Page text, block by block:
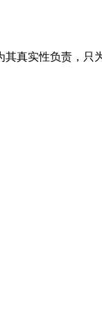
真实性负责，只